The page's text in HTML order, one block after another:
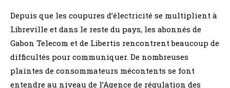
Depuis que les coupures d’électricité se multiplient à
Libreville et dans le reste du pays, les abonnés de
Gabon Telecom et de Libertis rencontrent beaucoup de
difficultés pour communiquer. De nombreuses
plaintes de consommateurs mécontents se font
entendre au niveau de l’Agence de régulation des